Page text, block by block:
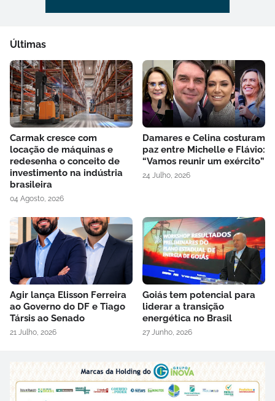
Últimas
Carmak cresce com
locação de máquinas e
redesenha o conceito de
investimento na indústria
brasileira
04 Agosto, 2026
Damares e Celina costuram
paz entre Michelle e Flávio:
“Vamos reunir um exército”
24 Julho, 2026
Agir lança Elisson Ferreira
ao Governo do DF e Tiago
Társis ao Senado
21 Julho, 2026
Goiás tem potencial para
liderar a transição
energética no Brasil
27 Junho, 2026